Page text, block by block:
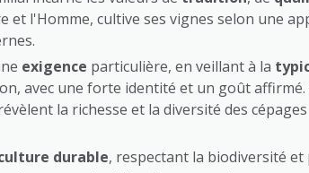
l'Homme, cultive ses vignes selon une
exigence particulière, en veillant à la
avec une forte identité et un goût
la richesse et la diversité des
durable, respectant la biodiversité